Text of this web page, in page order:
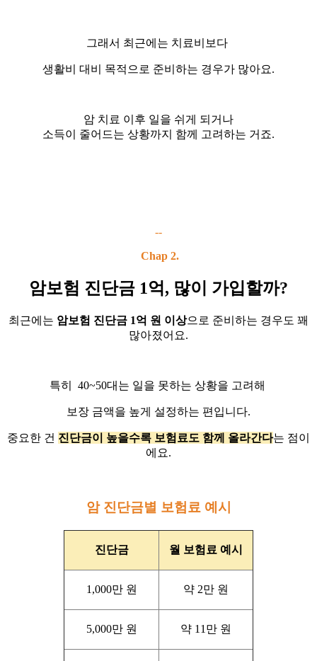
그래서 최근에는 치료비보다
생활비 대비 목적으로 준비하는 경우가 많아요.
암 치료 이후 일을 쉬게 되거나
소득이 줄어드는 상황까지 함께 고려하는 거죠.
--
Chap 2.
암보험 진단금 1억, 많이 가입할까?
최근에는 암보험 진단금 1억 원 이상으로 준비하는 경우도 꽤
많아졌어요.
특히 40~50대는 일을 못하는 상황을 고려해
보장 금액을 높게 설정하는 편입니다.
중요한 건 진단금이 높을수록 보험료도 함께 올라간다는 점이
에요.
암 진단금별 보험료 예시
진단금 월 보험료 예시
1,000만 원 약 2만 원
5,000만 원 약 11만 원